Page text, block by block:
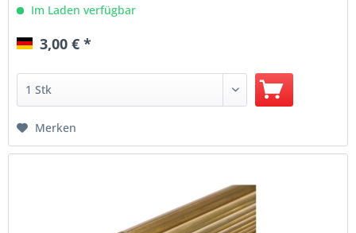
Im Laden verfügbar
3,00 € *
Merken